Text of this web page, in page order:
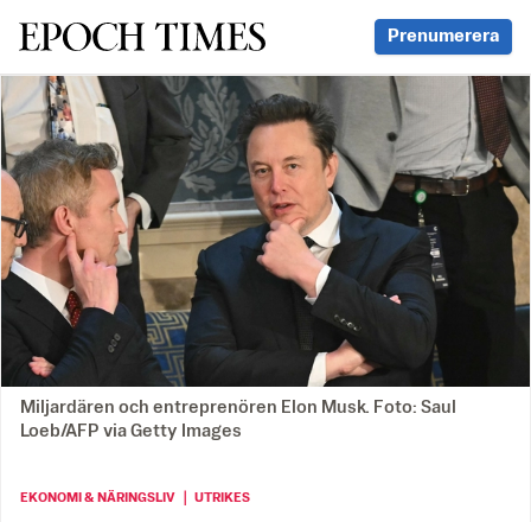
Svenska Epoch Times Prenumerera
Miljardären och entreprenören Elon Musk. Foto: Saul
Loeb/AFP via Getty Images
EKONOMI & NÄRINGSLIV ｜ UTRIKES